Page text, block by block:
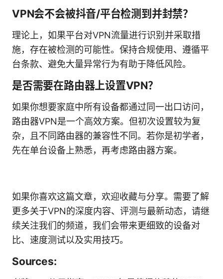
VPN会不会被抖音/平台检测到并封禁？
理论上，如果平台对VPN流量进行识别并采取措
施，存在被检测的可能性。保持合规使用、遵循平
台条款、避免大量异常行为有助于降低风险。
是否需要在路由器上设置VPN？
如果你想要家庭中所有设备都通过同一出口访问，
路由器VPN是一个高效方案。但初次设置较为复
杂，且不同路由器的兼容性不同。若你是初学者，
先在单台设备上熟悉，再考虑路由器方案。
如果你喜欢这篇文章，欢迎收藏与分享。需要了解
更多关于VPN的深度内容、评测与最新动态，请继
续关注我们的频道，我们会带来更细致的设备对
比、速度测试以及实用技巧。
Sources: